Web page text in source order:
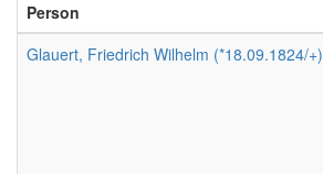
Person
Glauert, Friedrich Wilhelm (*18.09.1824/+)